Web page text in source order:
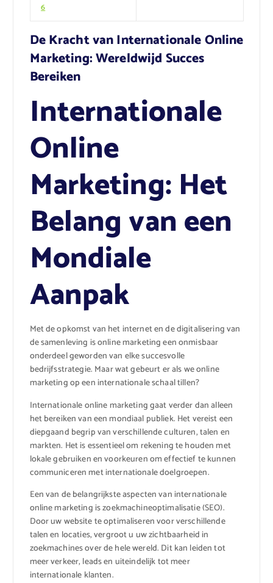
6
De Kracht van Internationale Online
Marketing: Wereldwijd Succes
Bereiken
Internationale
Online
Marketing: Het
Belang van een
Mondiale
Aanpak
Met de opkomst van het internet en de digitalisering van
de samenleving is online marketing een onmisbaar
onderdeel geworden van elke succesvolle
bedrijfsstrategie. Maar wat gebeurt er als we online
marketing op een internationale schaal tillen?
Internationale online marketing gaat verder dan alleen
het bereiken van een mondiaal publiek. Het vereist een
diepgaand begrip van verschillende culturen, talen en
markten. Het is essentieel om rekening te houden met
lokale gebruiken en voorkeuren om effectief te kunnen
communiceren met internationale doelgroepen.
Een van de belangrijkste aspecten van internationale
online marketing is zoekmachineoptimalisatie (SEO).
Door uw website te optimaliseren voor verschillende
talen en locaties, vergroot u uw zichtbaarheid in
zoekmachines over de hele wereld. Dit kan leiden tot
meer verkeer, leads en uiteindelijk tot meer
internationale klanten.